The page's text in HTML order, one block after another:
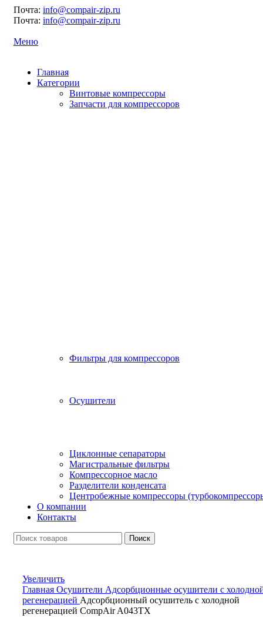
Почта: info@compair-zip.ru
Почта: info@compair-zip.ru
Меню
Главная
Категории
Винтовые компрессоры
Запчасти для компрессоров
Фильтры для компрессоров
Осушители
Циклонные сепараторы
Магистральные фильтры
Компрессорное масло
Разделители конденсата
Центробежные компрессоры
О компании
Контакты
Поиск
Увеличить
Главная Осушители Адсорбционные осушители с
регенерацией Адсорбционный осушитель c холодной
регенерацией CompAir A043TX